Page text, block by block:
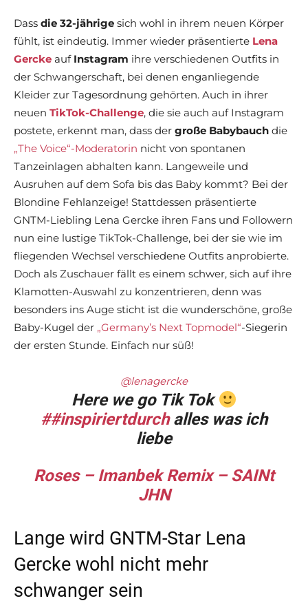
Dass die 32-jährige sich wohl in ihrem neuen Körper
fühlt, ist eindeutig. Immer wieder präsentierte Lena
Gercke auf Instagram ihre verschiedenen Outfits in
der Schwangerschaft, bei denen enganliegende
Kleider zur Tagesordnung gehörten. Auch in ihrer
neuen TikTok-Challenge, die sie auch auf Instagram
postete, erkennt man, dass der große Babybauch die
„The Voice“-Moderatorin nicht von spontanen
Tanzeinlagen abhalten kann. Langeweile und
Ausruhen auf dem Sofa bis das Baby kommt? Bei der
Blondine Fehlanzeige! Stattdessen präsentierte
GNTM-Liebling Lena Gercke ihren Fans und Followern
nun eine lustige TikTok-Challenge, bei der sie wie im
fliegenden Wechsel verschiedene Outfits anprobierte.
Doch als Zuschauer fällt es einem schwer, sich auf ihre
Klamotten-Auswahl zu konzentrieren, denn was
besonders ins Auge sticht ist die wunderschöne, große
Baby-Kugel der „Germany’s Next Topmodel“-Siegerin
der ersten Stunde. Einfach nur süß!
@lenagercke
Here we go Tik Tok
##inspiriertdurchalles was ich
liebe
Roses – Imanbek Remix – SAINt
JHN
Lange wird GNTM-Star Lena
Gercke wohl nicht mehr
schwanger sein